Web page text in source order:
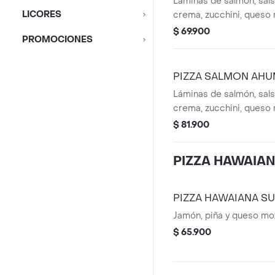
LICORES
PROMOCIONES
crema, zucchini, queso
peperoncino y sour
$ 69.900
PIZZA SALMON
Láminas de salmón,
crema, zucchini, queso
peperoncino y sour
$ 81.900
PIZZA
PIZZA HAWAIANA
Jamón, piña y queso
$ 65.900